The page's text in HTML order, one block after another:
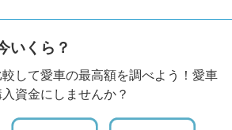
いくら？
して愛車の最高額を調べよう！愛車
資金にしませんか？